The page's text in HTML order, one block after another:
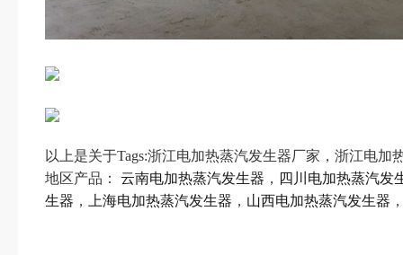
以上是关于Tags:浙江电加热蒸汽发生器厂家，浙江电
地区产品： 云南电加热蒸汽发生器 ， 四川电加热蒸汽发
生器 ， 上海电加热蒸汽发生器 ， 山西电加热蒸汽发生器